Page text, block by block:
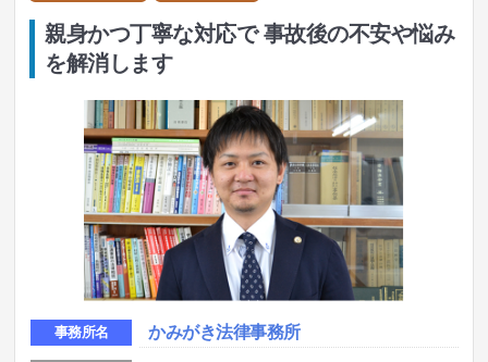
親身かつ丁寧な対応で 事故後の不安や悩み
を解消します
事務所名 かみがき法律事務所